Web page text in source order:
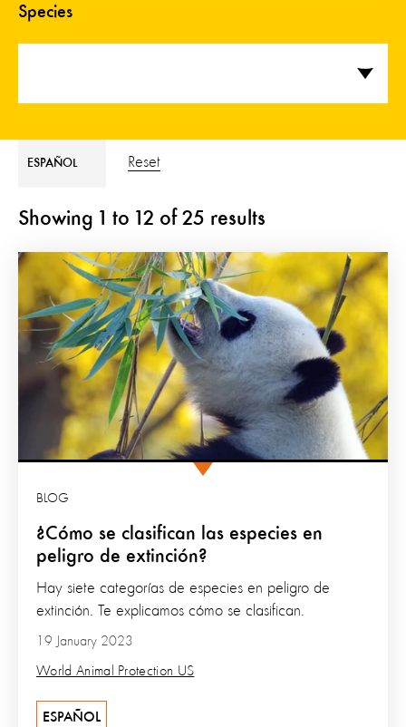
Species
ESPAÑOL Reset
Showing 1 to 12 of 25 results
¿Cómo se clasifican las especies en
peligro de extinción?
BLOG
19 January 2023
World Animal Protection US
Hay siete categorías de especies en peligro de
extinción. Te explicamos cómo se clasifican.
ESPAÑOL